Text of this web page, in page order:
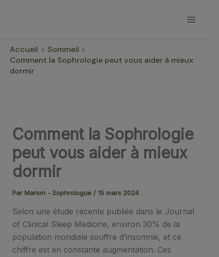
Accueil
Sommeil
Comment la Sophrologie peut vous aider à mieux
dormir
Comment la Sophrologie
peut vous aider à mieux
dormir
Par Marion - Sophrologue / 15 mars 2024
Selon une étude récente publiée dans le Journal
of Clinical Sleep Medicine, environ 30% de la
population mondiale souffre d’insomnie, et ce
chiffre est en constante augmentation. Ces